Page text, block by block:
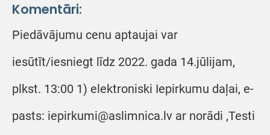
Komentāri:
Piedāvājumu cenu aptaujai var
iesūtīt/iesniegt līdz 2022. gada 14.jūlijam,
plkst. 13:00 1) elektroniski Iepirkumu daļai, e-
pasts: iepirkumi@aslimnica.lv ar norādi ,Testi